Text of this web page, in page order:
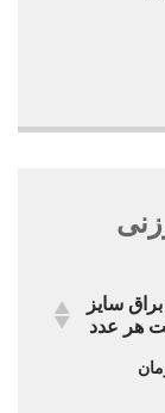
سایز
سایز